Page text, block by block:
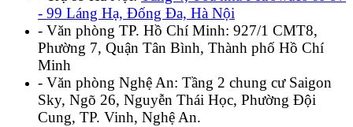
- 99 Láng Hạ, Đống Đa, Hà Nội
- Văn phòng TP. Hồ Chí Minh: 927/1 CMT8,
Phường 7, Quận Tân Bình, Thành phố Hồ Chí
Minh
- Văn phòng Nghệ An: Tầng 2 chung cư Saigon
Sky, Ngõ 26, Nguyễn Thái Học, Phường Đội
Cung, TP. Vinh, Nghệ An.